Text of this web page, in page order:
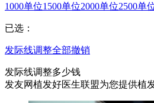
1000单位1500单位2000单位2500单
已选：
发际线调整全部撤销
发际线调整多少钱
发友网植发好医生联盟为您提供植